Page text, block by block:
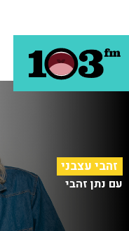
זהבי עצבני
עם נתן זהבי